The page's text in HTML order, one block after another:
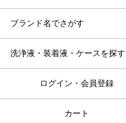
ブランド名でさがす
洗浄液・装着液・ケースを探す
ログイン・会員登録
カート